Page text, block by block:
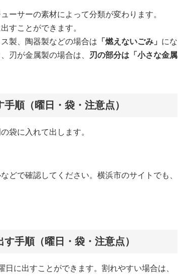
ーサーの素材によって分類が変わります。
すことができます。
ス製、陶器製などの場合は 「燃えないごみ」 にな
刃が金属製の場合は、
刃の部分は「小さな金属
順（曜日・袋・注意点）
袋に入れて出します。
どで確認してください。横浜市のサイトでも、
手順（曜日・袋・注意点）
に出すことができます。割れやすい場合は、